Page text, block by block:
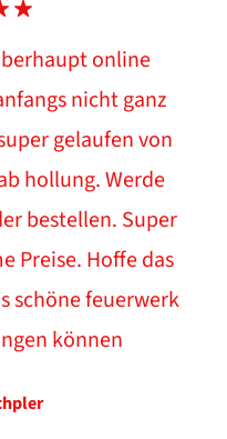
online
nicht ganz
gelaufen von
hollung. Werde
bestellen. Super
Preise. Hoffe das
schöne feuerwerk
können